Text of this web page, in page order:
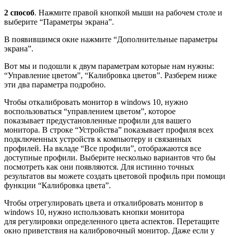
2 способ. Нажмите правой кнопкой мыши на рабочем столе и
выберите “Параметры экрана”.
В появившимся окне нажмите “Дополнительные параметры
экрана”.
Вот мы и подошли к двум параметрам которые нам нужны:
“Управление цветом”, “Калибровка цветов”. Разберем ниже
эти два параметра подробно.
Чтобы откалибровать монитор в windows 10, нужно
воспользоваться “управлением цветом”, которое
показывает предустановленные профили для вашего
монитора. В строке “Устройства” показывает профиля всех
подключенных устройств к компьютеру и связанных
профилей. На вкладе “Все профили”, отображаются все
доступные профили. Выберите несколько вариантов что бы
посмотреть как они появляются. Для истинно точных
результатов вы можете создать цветовой профиль при помощи
функции “Калибровка цвета”.
Чтобы отрегулировать цвета и откалибровать монитор в
windows 10, нужно использовать кнопки монитора
для регулировки определенного цвета аспектов. Перетащите
окно приветствия на калибровочный монитор. Даже если у